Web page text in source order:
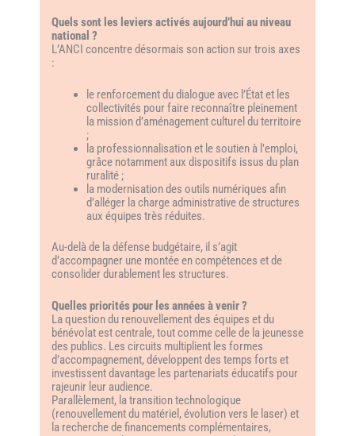
Quels sont les leviers activés aujourd’hui au niveau
national ?
L’ANCI concentre désormais son action sur trois axes
:
le renforcement du dialogue avec l’État et les
collectivités pour faire reconnaître pleinement
la mission d’aménagement culturel du territoire
;
la professionnalisation et le soutien à l’emploi,
grâce notamment aux dispositifs issus du plan
ruralité ;
la modernisation des outils numériques afin
d’alléger la charge administrative de structures
aux équipes très réduites.
Au-delà de la défense budgétaire, il s’agit
d’accompagner une montée en compétences et de
consolider durablement les structures.
Quelles priorités pour les années à venir ?
La question du renouvellement des équipes et du
bénévolat est centrale, tout comme celle de la jeunesse
des publics. Les circuits multiplient les formes
d’accompagnement, développent des temps forts et
investissent davantage les partenariats éducatifs pour
rajeunir leur audience.
Parallèlement, la transition technologique
(renouvellement du matériel, évolution vers le laser) et
la recherche de financements complémentaires,